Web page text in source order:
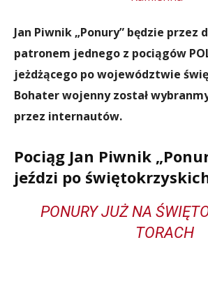
Jan Piwnik „Ponury” będzie przez
patronem jednego z pociągów
jeżdżącego po województwie
Bohater wojenny został
przez internautów.
Pociąg Jan Piwnik
jeździ po
PONURY JUŻ NA
TORACH